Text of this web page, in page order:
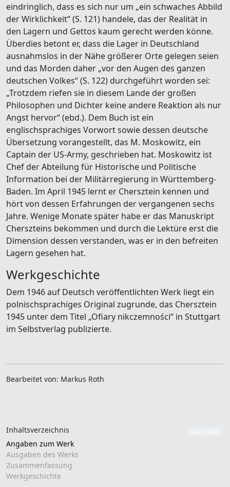
eindringlich, dass es sich nur um „ein schwaches Abbild
der Wirklichkeit“ (S. 121) handele, das der Realität in
den Lagern und Gettos kaum gerecht werden könne.
Überdies betont er, dass die Lager in Deutschland
ausnahmslos in der Nähe größerer Orte gelegen seien
und das Morden daher „vor den Augen des ganzen
deutschen Volkes“ (S. 122) durchgeführt worden sei:
„Trotzdem riefen sie in diesem Lande der großen
Philosophen und Dichter keine andere Reaktion als nur
Angst hervor“ (ebd.). Dem Buch ist ein
englischsprachiges Vorwort sowie dessen deutsche
Übersetzung vorangestellt, das M. Moskowitz, ein
Captain der US-Army, geschrieben hat. Moskowitz ist
Chef der Abteilung für Historische und Politische
Information bei der Militärregierung in Württemberg-
Baden. Im April 1945 lernt er Chersztein kennen und
hört von dessen Erfahrungen der vergangenen sechs
Jahre. Wenige Monate später habe er das Manuskript
Cherszteins bekommen und durch die Lektüre erst die
Dimension dessen verstanden, was er in den befreiten
Lagern gesehen hat.
Werkgeschichte
Dem 1946 auf Deutsch veröffentlichten Werk liegt ein
polnischsprachiges Original zugrunde, das Chersztein
1945 unter dem Titel „Ofiary nikczemności“ in Stuttgart
im Selbstverlag publizierte.
Bearbeitet von: Markus Roth
Inhaltsverzeichnis
Angaben zum Werk
Ausgaben des Werks
Zusammenfassung
Werkgeschichte